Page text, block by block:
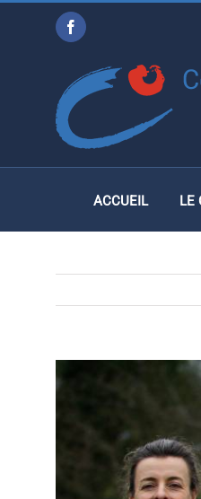
Facebook
ACCUEIL LE
CROSS